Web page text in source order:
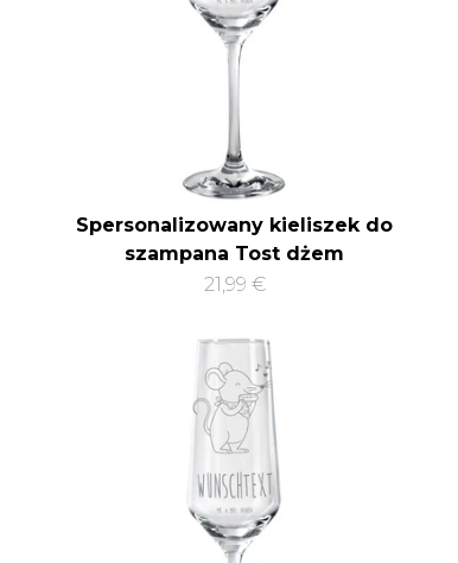
Spersonalizowany kieliszek do
szampana Tost dżem
21,99 €